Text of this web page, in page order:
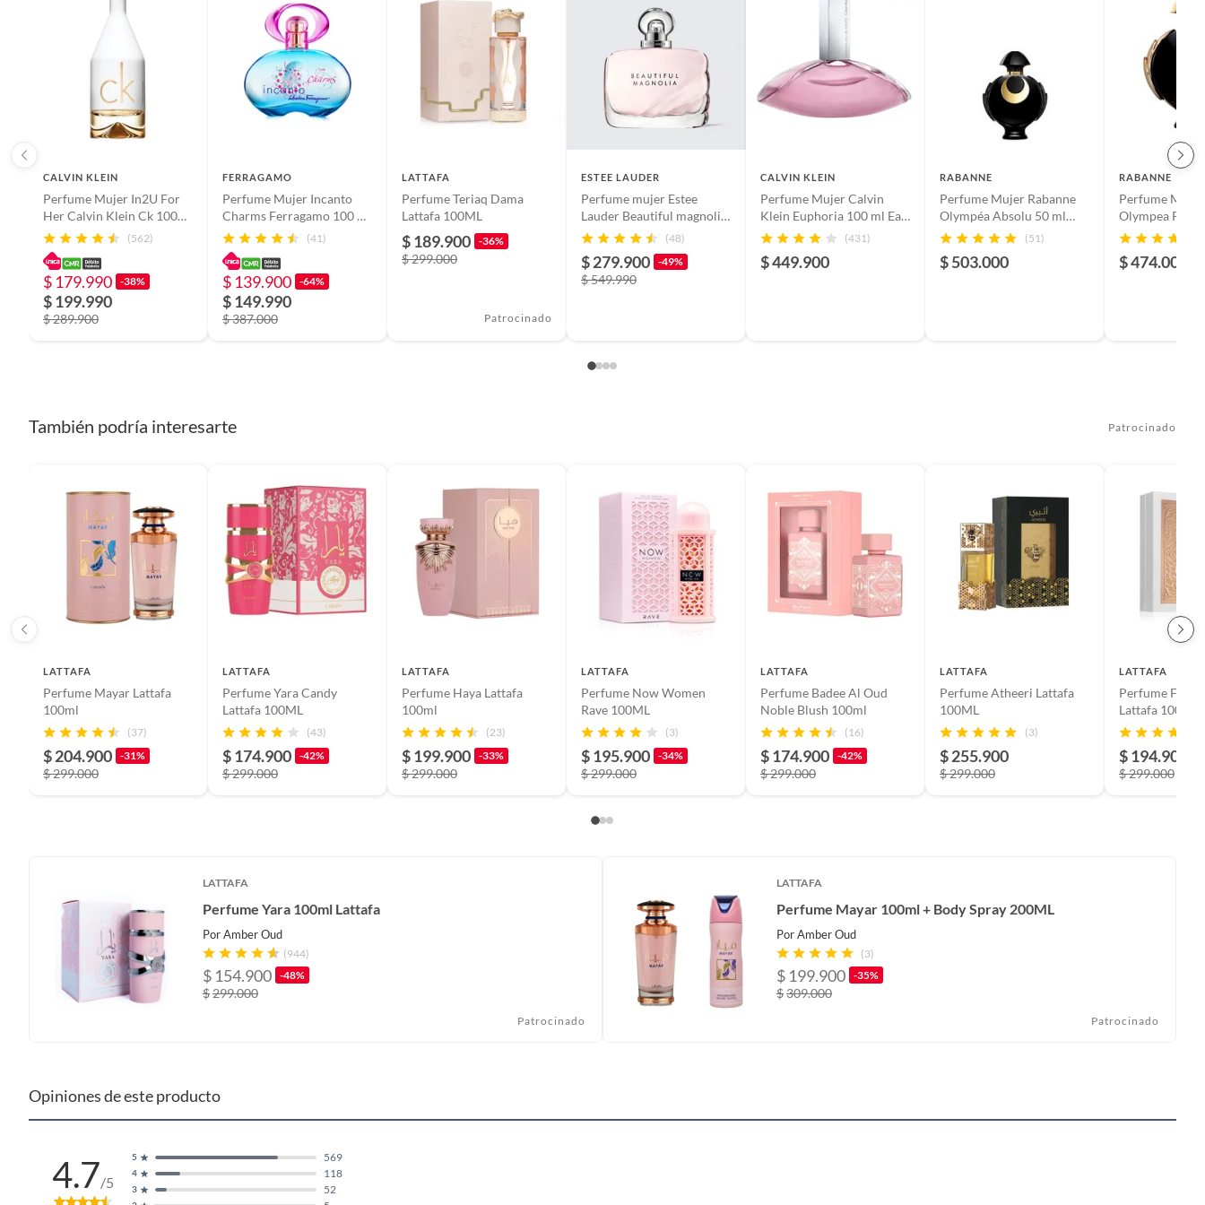
Ficha técnica:
instrucciones de uso del fabricante.
Modelo
País de origen
Registro sanitario NSOC48470-26CO
Género
CALVIN KLEIN
Perfume Mujer In2U For
Her Calvin Klein Ck 100
ml Eau de Toilette(562)
$ 179.990 -38%
$ 199.990
$ 289.900
FERRAGAMO
Perfume Mujer Incanto
Charms Ferragamo 100 ml
Eau de Toilette
(41)
$ 139.900 -64%
$ 149.990
$ 387.000
LATTAFA
Perfume Teriaq Dama
Lattafa 100ML
$ 189.900 -36%
$ 299.000
Patrocinado
ESTEE LAUDER
Perfume mujer Estee
Lauder Beautiful magnolia
100 ml Eau toilette
(48)
$ 279.900 -49%
$ 549.990
CALVIN KLEIN
Perfume Mujer Calvin
Klein Euphoria 100 ml Eau
de Toilette
(431)
$ 449.900
RABANNE
Perfume Mujer Rabanne
Olympéa Absolu 50 ml
Parfum
(51)
$ 503.000
RABANNE
Perfume Mujer
Olympea
Eau de parfum
$ 474.000
También podría interesarte Patrocinado
LATTAFA
Perfume Mayar Lattafa
100ml
(37)
$ 204.900 -31%
$ 299.000
LATTAFA
Perfume Yara Candy
Lattafa 100ML
(43)
$ 174.900 -42%
$ 299.000
LATTAFA
Perfume Haya Lattafa
100ml
(23)
$ 199.900 -33%
$ 299.000
LATTAFA
Perfume Now Women
Rave 100ML
(3)
$ 195.900 -34%
$ 299.000
LATTAFA
Perfume Badee Al Oud
Noble Blush 100ml
(16)
$ 174.900 -42%
$ 299.000
LATTAFA
Perfume Atheeri Lattafa
100ML
(3)
$ 255.900
$ 299.000
LATTAFA
Perfume
Lattafa 100ml
$ 194.900
$ 299.000
LATTAFA
Perfume Yara 100ml Lattafa
PorAmber Oud
(944)
$ 154.900 -48%
$299.000
Patrocinado
LATTAFA
Perfume Mayar 100ml + Body Spray 200ML
PorAmber Oud
(3)
$ 199.900 -35%
$309.000
Patrocinado
Opiniones de este producto
4.7/5 3 52
4 118
5 569